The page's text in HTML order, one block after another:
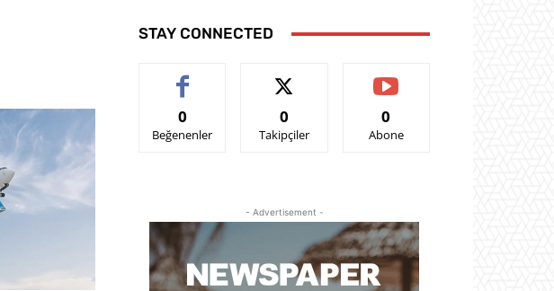
STAY CONNECTED
0
Beğenenler
0
Takipçiler
0
Abone
- Advertisement -